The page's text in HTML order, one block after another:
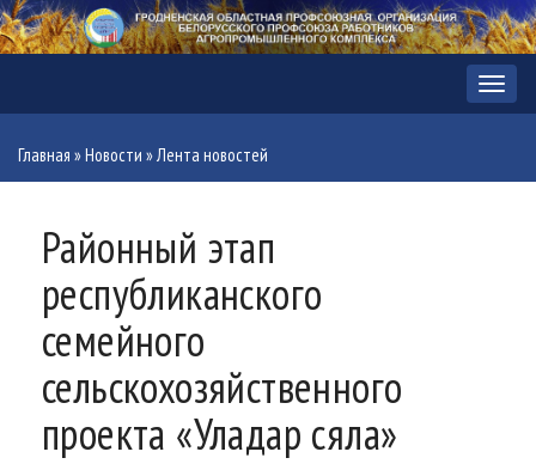
Меню
Главная »Новости »Лента новостей
Районный этап
республиканского
семейного
сельскохозяйственного
проекта «Уладар сяла»